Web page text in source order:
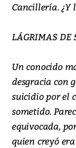
Cancillería. ¿Y
LÁGRIMAS DE
Un conocido
desgracia con
suicidio por el
sometido.
equivocada,
quien creyó